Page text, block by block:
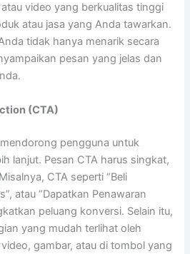
video yang berkualitas tinggi
atau jasa yang Anda tawarkan.
tidak hanya menarik secara
pesan yang jelas dan
(CTA)
pengguna untuk
lanjut. Pesan CTA harus singkat,
CTA seperti “Beli
atau “Dapatkan Penawaran
peluang konversi. Selain itu,
yang mudah terlihat oleh
gambar, atau di tombol yang